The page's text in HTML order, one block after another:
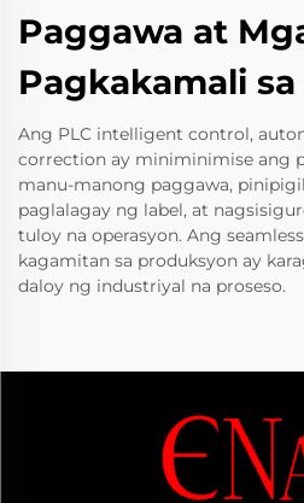
Paggawa at
Pagkakamali
Ang PLC intelligent control,
correction ay miniminimise ang
manu-manong paggawa,
paglalagay ng label, at
tuloy na operasyon. Ang
kagamitan sa produksyon ay
daloy ng industriyal na proseso.